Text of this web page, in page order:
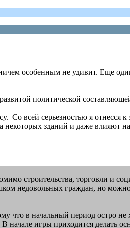
особенным не удивит. Еще
политической
Со всей серьезностью я
некоторых зданий и даже влияют
строительства, торговли и
недовольных граждан, но
что в начальный период остро
игры приходится делать